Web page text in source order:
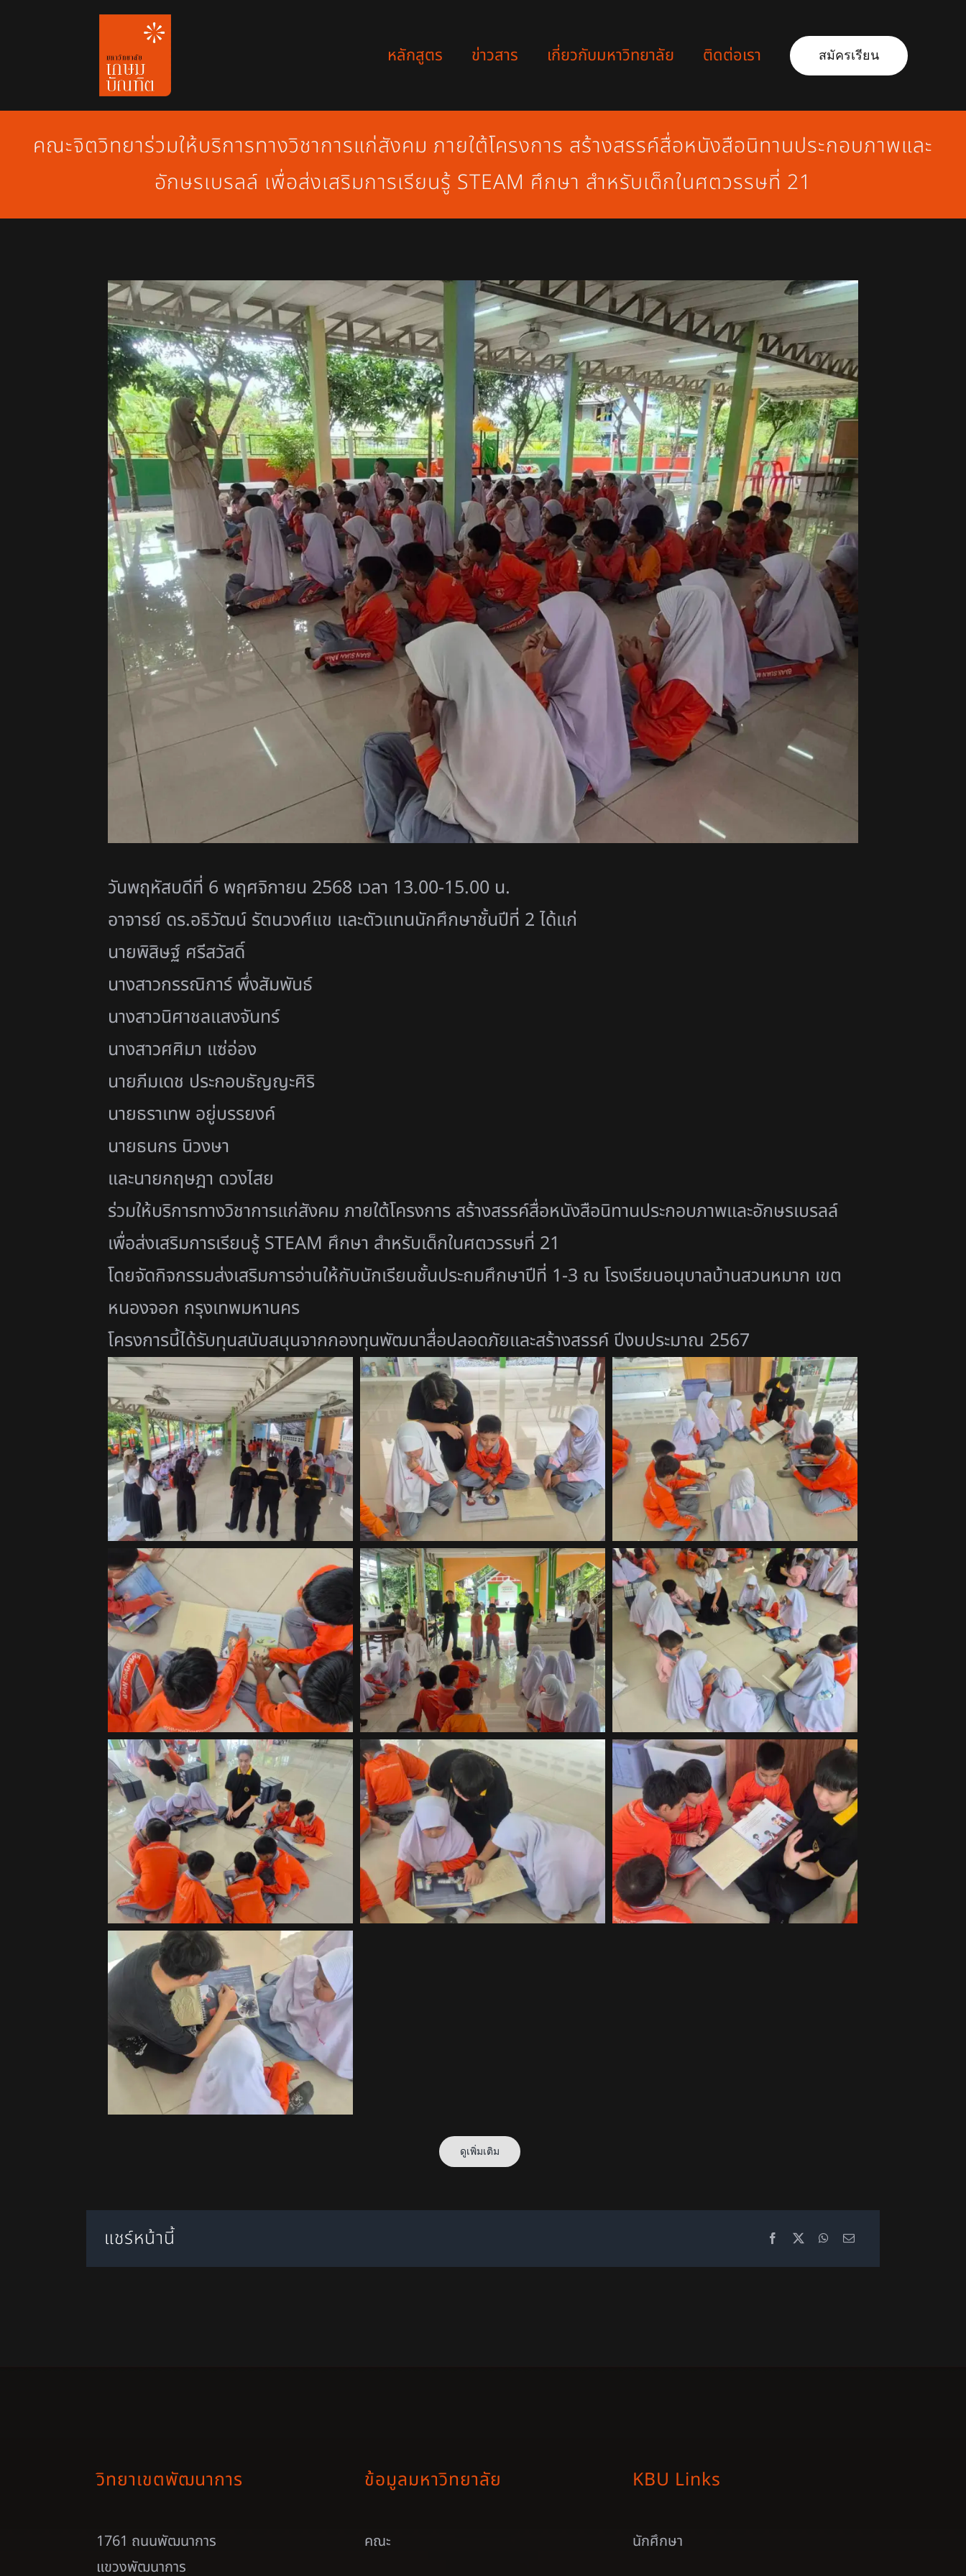
หลักสูตร ข่าวสาร เกี่ยวกับมหาวิทยาลัย ติดต่อเรา สมัครเรียน
คณะจิตวิทยาร่วมให้บริการทางวิชาการแก่สังคม ภายใต้โครงการ สร้างสรรค์สื่อหนังสือนิทานประกอบภาพและ
อักษรเบรลล์ เพื่อส่งเสริมการเรียนรู้ STEAM ศึกษา สำหรับเด็กในศตวรรษที่ 21
วันพฤหัสบดีที่ 6 พฤศจิกายน 2568 เวลา 13.00-15.00 น.
อาจารย์ ดร.อธิวัฒน์ รัตนวงศ์แข และตัวแทนนักศึกษาชั้นปีที่ 2 ได้แก่
นายพิสิษฐ์ ศรีสวัสดิ์
นางสาวกรรณิการ์ พึ่งสัมพันธ์
นางสาวนิศาชลแสงจันทร์
นางสาวศศิมา แซ่อ่อง
นายภีมเดช ประกอบธัญญะศิริ
นายธราเทพ อยู่บรรยงค์
นายธนกร นิวงษา
และนายกฤษฎา ดวงไสย
ร่วมให้บริการทางวิชาการแก่สังคม ภายใต้โครงการ สร้างสรรค์สื่อหนังสือนิทานประกอบภาพและอักษรเบรลล์
เพื่อส่งเสริมการเรียนรู้ STEAM ศึกษา สำหรับเด็กในศตวรรษที่ 21
โดยจัดกิจกรรมส่งเสริมการอ่านให้กับนักเรียนชั้นประถมศึกษาปีที่ 1-3 ณ โรงเรียนอนุบาลบ้านสวนหมาก เขต
หนองจอก กรุงเทพมหานคร
โครงการนี้ได้รับทุนสนับสนุนจากกองทุนพัฒนาสื่อปลอดภัยและสร้างสรรค์ ปีงบประมาณ 2567
ดูเพิ่มเติม
แชร์หน้านี้
วิทยาเขตพัฒนาการ
1761 ถนนพัฒนาการ
แขวงพัฒนาการ
ข้อมูลมหาวิทยาลัย
คณะ
KBU Links
นักศึกษา